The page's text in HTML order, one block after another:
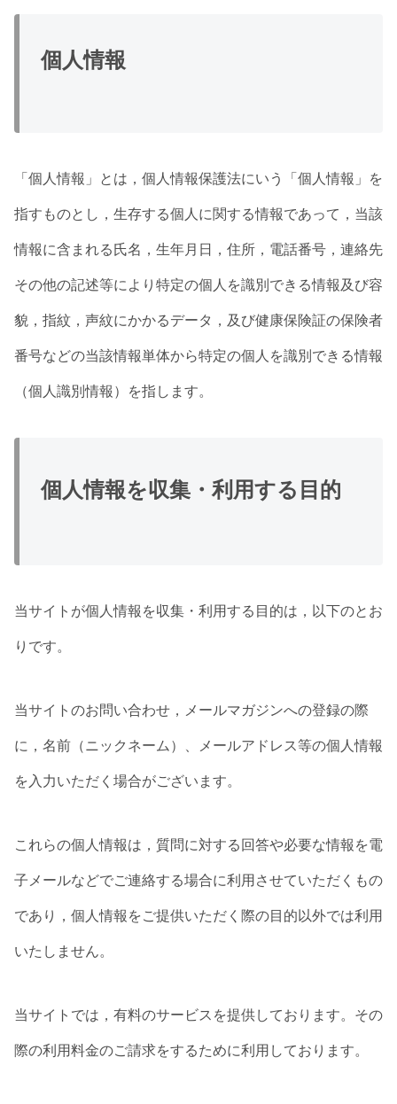
個人情報
「個人情報」とは，個人情報保護法にいう「個人情報」を
指すものとし，生存する個人に関する情報であって，当該
情報に含まれる氏名，生年月日，住所，電話番号，連絡先
その他の記述等により特定の個人を識別できる情報及び容
貌，指紋，声紋にかかるデータ，及び健康保険証の保険者
番号などの当該情報単体から特定の個人を識別できる情報
（個人識別情報）を指します。
個人情報を収集・利用する目的
当サイトが個人情報を収集・利用する目的は，以下のとお
りです。
当サイトのお問い合わせ，メールマガジンへの登録の際
に，名前（ニックネーム）、メールアドレス等の個人情報
を入力いただく場合がございます。
これらの個人情報は，質問に対する回答や必要な情報を電
子メールなどでご連絡する場合に利用させていただくもの
であり，個人情報をご提供いただく際の目的以外では利用
いたしません。
当サイトでは，有料のサービスを提供しております。その
際の利用料金のご請求をするために利用しております。